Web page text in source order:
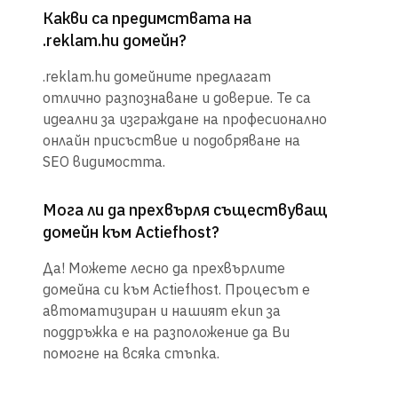
Какви са предимствата на
.reklam.hu домейн?
.reklam.hu домейните предлагат
отлично разпознаване и доверие. Те са
идеални за изграждане на професионално
онлайн присъствие и подобряване на
SEO видимостта.
Мога ли да прехвърля съществуващ
домейн към Actiefhost?
Да! Можете лесно да прехвърлите
домейна си към Actiefhost. Процесът е
автоматизиран и нашият екип за
поддръжка е на разположение да Ви
помогне на всяка стъпка.